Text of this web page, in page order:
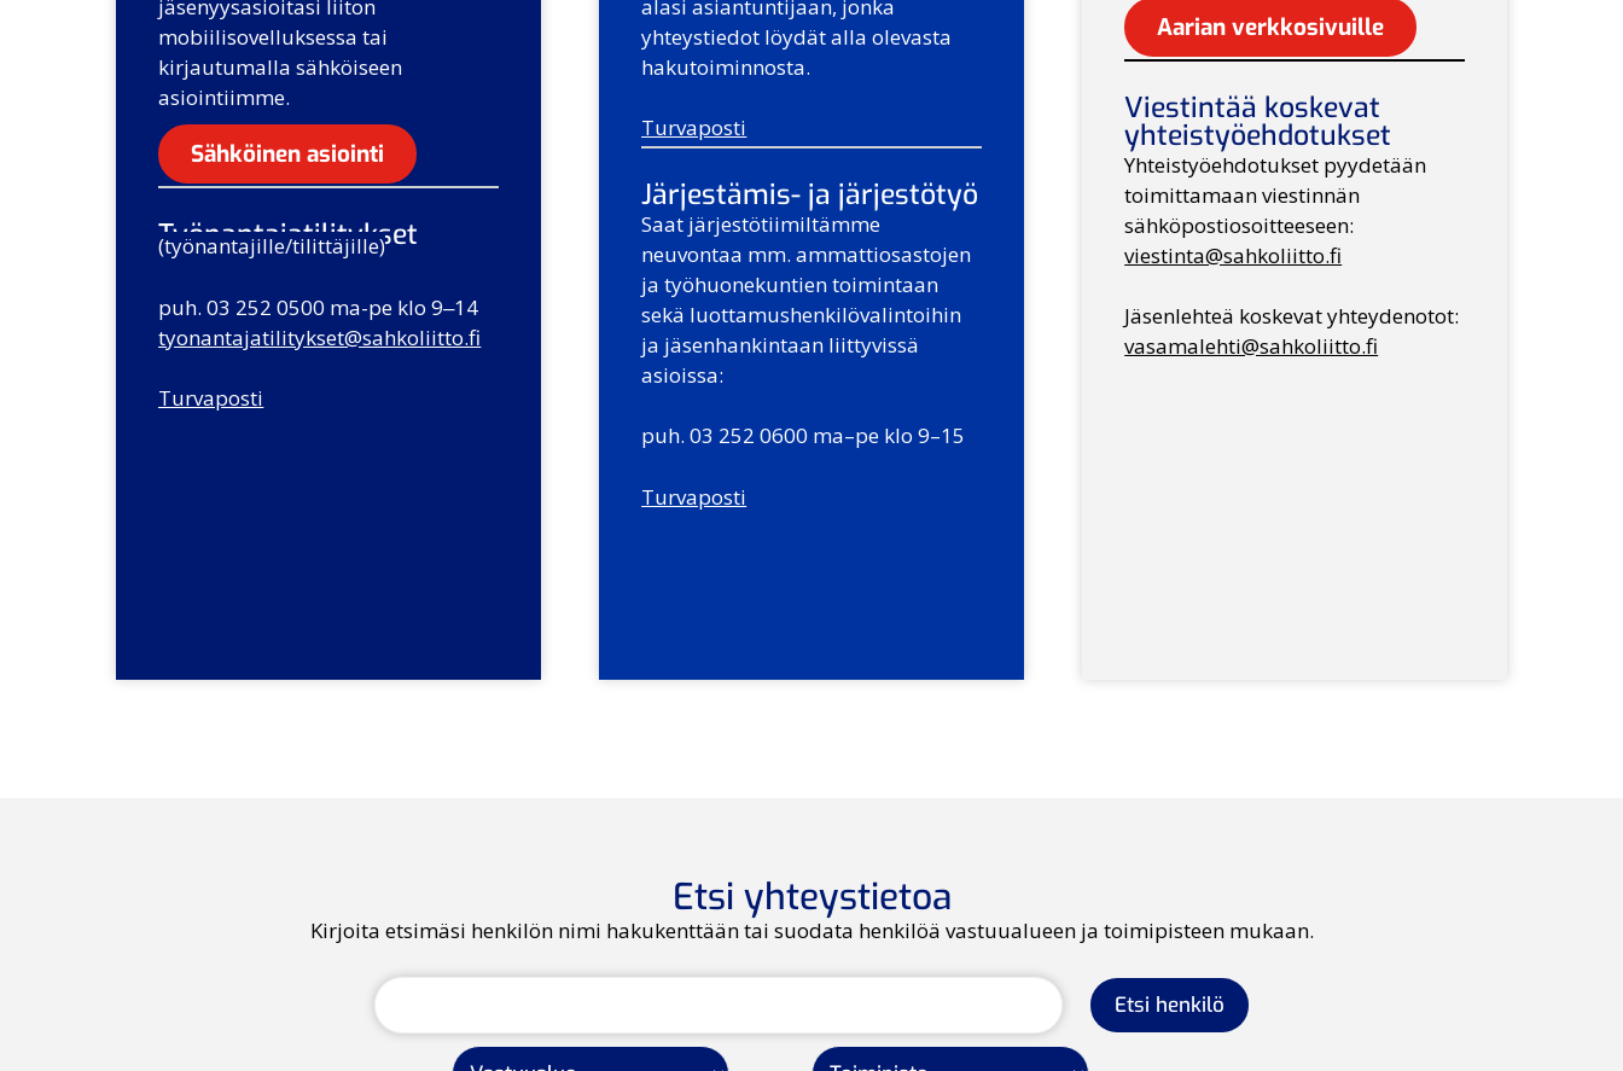
jäsenyysasioitasi liiton
mobiilisovelluksessa tai
kirjautumalla sähköiseen
asiointiimme.
Sähköinen asiointi
Työnantajatilitykset
(työnantajille/tilittäjille)
puh. 03 252 0500 ma-pe klo 9‒14
tyonantajatilitykset@sahkoliitto.fi
Turvaposti
alasi asiantuntijaan, jonka
yhteystiedot löydät alla olevasta
hakutoiminnosta.
Turvaposti
Järjestämis- ja järjestötyö
Saat järjestötiimiltämme
neuvontaa mm. ammattiosastojen
ja työhuonekuntien toimintaan
sekä luottamushenkilövalintoihin
ja jäsenhankintaan liittyvissä
asioissa:
puh. 03 252 0600 ma–pe klo 9–15
Turvaposti
Aarian verkkosivuille
Viestintää koskevat
yhteistyöehdotukset
Yhteistyöehdotukset pyydetään
toimittamaan viestinnän
sähköpostiosoitteeseen:
viestinta@sahkoliitto.fi
Jäsenlehteä koskevat yhteydenotot:
vasamalehti@sahkoliitto.fi
Etsi yhteystietoa
Kirjoita etsimäsi henkilön nimi hakukenttään tai suodata henkilöä vastuualueen ja toimipisteen mukaan.
Etsi henkilö